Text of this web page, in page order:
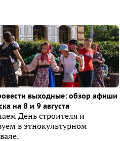
выходные: обзор афиши
на 8 и 9 августа
День строителя и
в этнокультурном